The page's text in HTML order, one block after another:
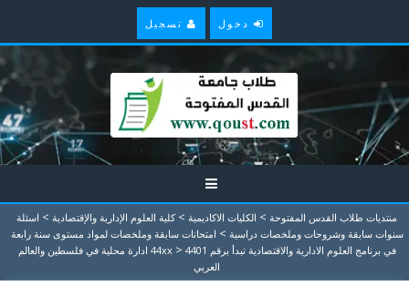
دخول تسجيل
منتديات طلاب القدس المفتوحة > الكليات الاكاديمية > كلية العلوم الإدارية والإقتصادية > اسئلة
سنوات سابقة وشروحات وملخصات دراسية > امتحانات سابقة وملخصات لمواد مستوى سنة رابعة
في برنامج العلوم الادارية والاقتصادية تبدأ برقم 44xx
>
4401 ادارة محلية في فلسطين والعالم
العربي